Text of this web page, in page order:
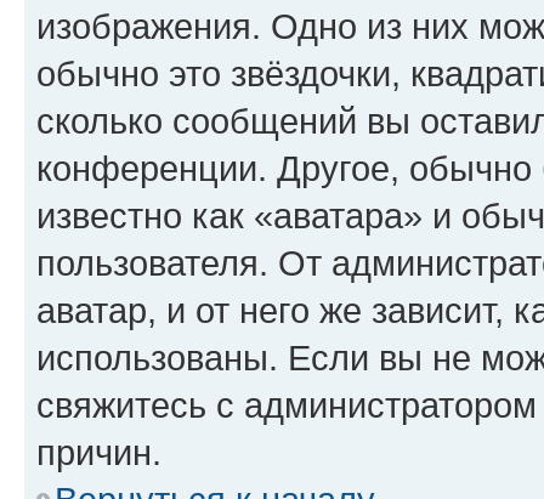
изображения. Одно из них
обычно это звёздочки,
сколько сообщений вы
конференции. Другое,
известно как «аватара» и
пользователя. От
аватар, и от него же зависит,
использованы. Если вы не
свяжитесь с
причин.